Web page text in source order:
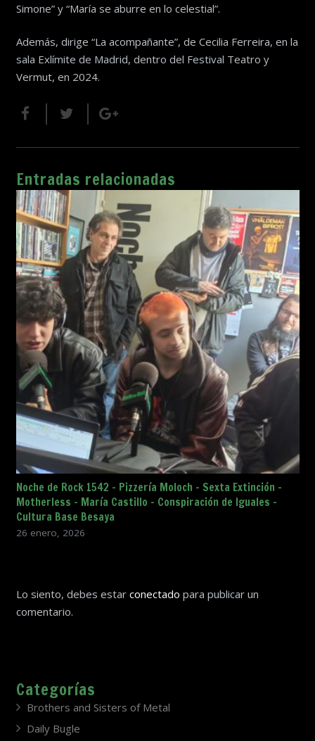
Simone” y “María se aburre en lo celestial”.
Además, dirige “La acompañante”, de Cecilia Ferreira, en la
sala Exlímite de Madrid, dentro del Festival Teatro y
Vermut, en 2024.
Entradas relacionadas
Noche de Rock 1542 – Pizzería Moloch – Sexta Extinción –
Motherless – María Castillo – Conspiración de Iguales –
Cultura Base Besaya
26 enero, 2026
Lo siento, debes estar conectado para publicar un
comentario.
Categorías
Brothers and Sisters of Metal
Daily Bugle